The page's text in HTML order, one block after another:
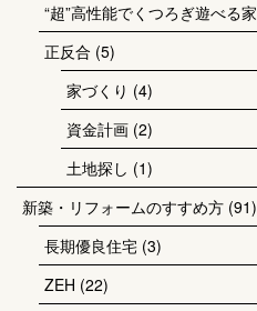
“超”高性能でくつろぎ遊べる家
正反合 (5)
家づくり (4)
資金計画 (2)
土地探し (1)
新築・リフォームのすすめ方 (91)
長期優良住宅 (3)
ZEH (22)